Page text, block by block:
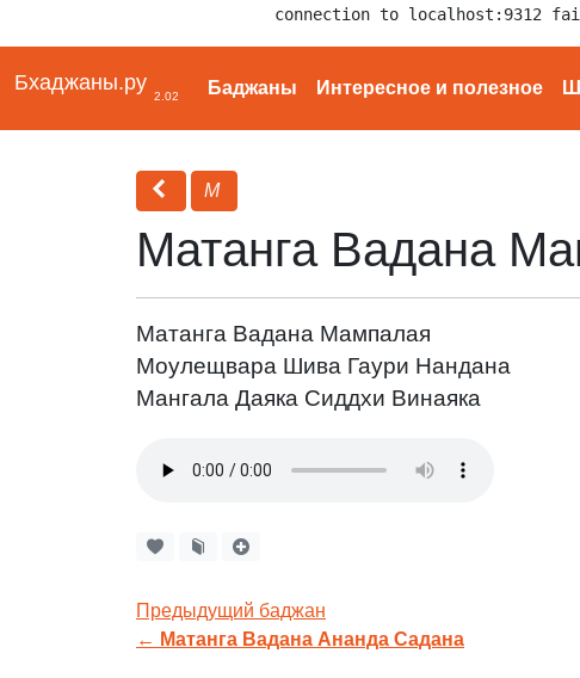
connection to localhost:9312
Бхаджаны.ру
2.02 Баджаны Интересное и полезное
М
Матанга Вадана
Матанга Вадана Мампалая
Моулещвара Шива Гаури Нандана
Мангала Даяка Сиддхи Винаяка
Предыдущий баджан
← Матанга Вадана Ананда Садана